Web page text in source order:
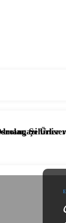
Başvuru
203